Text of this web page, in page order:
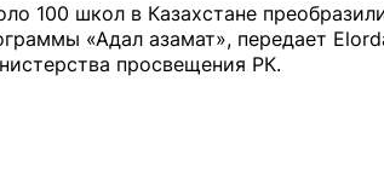
100 школ в Казахстане
«Адал азамат», передает
просвещения РК.